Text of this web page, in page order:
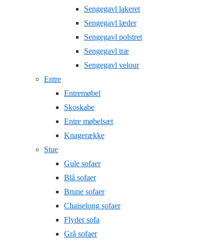
Sengegavl lakeret
Sengegavl læder
Sengegavl polstret
Sengegavl træ
Sengegavl velour
Entre
Entremøbel
Skoskabe
Entre møbelsæt
Knagerække
Stue
Gule sofaer
Blå sofaer
Brune sofaer
Chaiselong sofaer
Flyder sofa
Grå sofaer